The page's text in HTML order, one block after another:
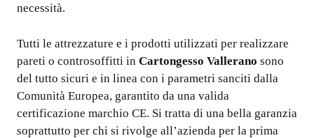
necessità.
Tutti le attrezzature e i prodotti utilizzati per realizzare
pareti o controsoffitti in Cartongesso Vallerano sono
del tutto sicuri e in linea con i parametri sanciti dalla
Comunità Europea, garantito da una valida
certificazione marchio CE. Si tratta di una bella garanzia
soprattutto per chi si rivolge all’azienda per la prima